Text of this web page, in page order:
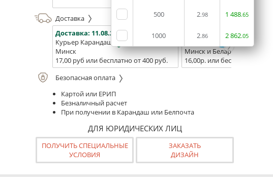
500 2.98 1 488.65
1000 2.86 2862.05
Доставка
Доставка: 11.08.2026
Курьер Карандаш
Минск
17,00 руб или бесплатно от 400 руб.
Доставка:
13.08.2026 -
Минск и Беларусь
16,00р. или бесплатно от
Безопасная оплата
Картой или ЕРИП
Безналичный расчет
При получении в Карандаш или Белпочта
ДЛЯ ЮРИДИЧЕСКИХ ЛИЦ
ПОЛУЧИТЬ СПЕЦИАЛЬНЫЕ
УСЛОВИЯ
ЗАКАЗАТЬ
ДИЗАЙН